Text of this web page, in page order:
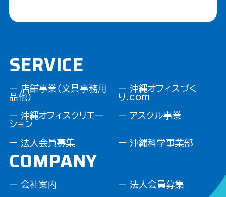
SERVICE
ー 店舗事業（文具事務用
品他）
ー 沖縄オフィスづく
り.com
ー 沖縄オフィスクリエー
ション
ー アスクル事業
ー 法人会員募集 ー 沖縄科学事業部
COMPANY
ー 会社案内 ー 法人会員募集